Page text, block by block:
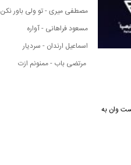
نکست وان به
مصطفی میری - تو ولی باور نکن
مسعود فراهانی - آواره
اسماعیل ارندان - سردیار
مرتضی باب - ممنونم ازت